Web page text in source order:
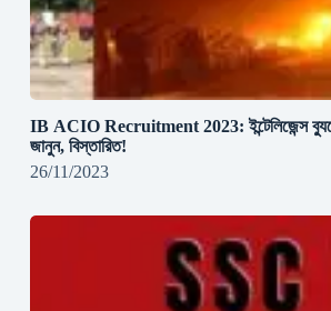
IB ACIO Recruitment 2023: ইন্টেলিজেন্স
জানুন, বিস্তারিত!
26/11/2023